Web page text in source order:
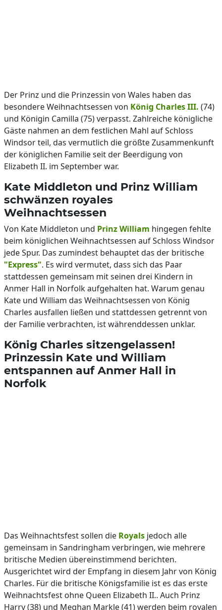
Der Prinz und die Prinzessin von Wales haben das
besondere Weihnachtsessen von König Charles III. (74)
und Königin Camilla (75) verpasst. Zahlreiche königliche
Gäste nahmen an dem festlichen Mahl auf Schloss
Windsor teil, das vermutlich die größte Zusammenkunft
der königlichen Familie seit der Beerdigung von
Elizabeth II. im September war.
Kate Middleton und Prinz William
schwänzen royales
Weihnachtsessen
Von Kate Middleton und Prinz William hingegen fehlte
beim königlichen Weihnachtsessen auf Schloss Windsor
jede Spur. Das zumindest behauptet das der britische
"Express". Es wird vermutet, dass sich das Paar
stattdessen gemeinsam mit seinen drei Kindern in
Anmer Hall in Norfolk aufgehalten hat. Warum genau
Kate und William das Weihnachtsessen von König
Charles ausfallen ließen und stattdessen getrennt von
der Familie verbrachten, ist währenddessen unklar.
König Charles sitzengelassen!
Prinzessin Kate und William
entspannen auf Anmer Hall in
Norfolk
Das Weihnachtsfest sollen die Royals jedoch alle
gemeinsam in Sandringham verbringen, wie mehrere
britische Medien übereinstimmend berichten.
Ausgerichtet wird der Empfang in diesem Jahr von König
Charles. Für die britische Königsfamilie ist es das erste
Weihnachtsfest ohne Queen Elizabeth II.. Auch Prinz
Harry (38) und Meghan Markle (41) werden beim royalen